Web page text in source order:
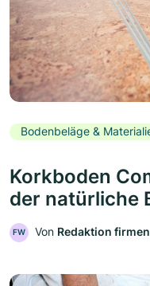
Bodenbeläge &
Korkboden
der natürliche
FW Von Redaktion